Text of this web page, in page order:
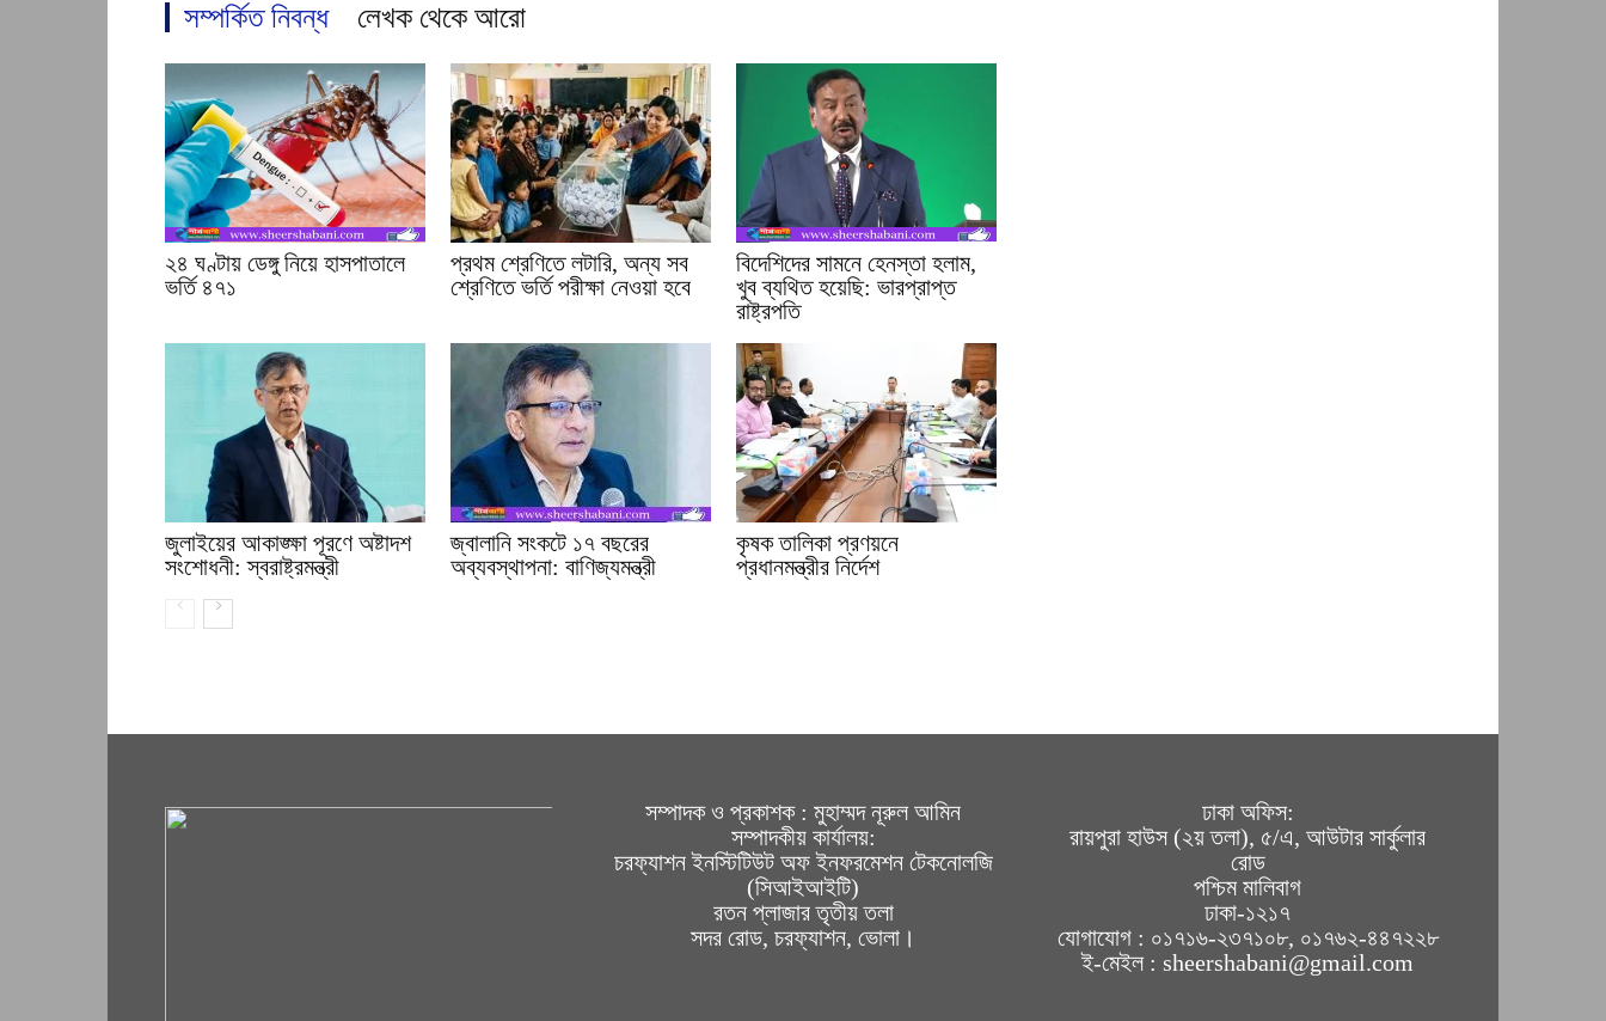
সম্পর্কিত নিবন্ধ লেখক থেকে আরো
২৪ ঘণ্টায় ডেঙ্গু নিয়ে হাসপাতালে
ভর্তি ৪৭১
প্রথম শ্রেণিতে লটারি, অন্য সব
শ্রেণিতে ভর্তি পরীক্ষা নেওয়া হবে
বিদেশিদের সামনে হেনস্তা হলাম,
খুব ব্যথিত হয়েছি: ভারপ্রাপ্ত
রাষ্ট্রপতি
জুলাইয়ের আকাঙ্ক্ষা পূরণে অষ্টাদশ
সংশোধনী: স্বরাষ্ট্রমন্ত্রী
জ্বালানি সংকটে ১৭ বছরের
অব্যবস্থাপনা: বাণিজ্যমন্ত্রী
কৃষক তালিকা প্রণয়নে
প্রধানমন্ত্রীর নির্দেশ
সম্পাদক ও প্রকাশক : মুহাম্মদ নূরুল আমিন
সম্পাদকীয় কার্যালয়:
চরফ্যাশন ইনস্টিটিউট অফ ইনফরমেশন টেকনোলজি
(সিআইআইটি)
রতন প্লাজার তৃতীয় তলা
সদর রোড, চরফ্যাশন, ভোলা।
ঢাকা অফিস:
রায়পুরা হাউস (২য় তলা), ৫/এ, আউটার সার্কুলার
রোড
পশ্চিম মালিবাগ
ঢাকা-১২১৭
যোগাযোগ : ০১৭১৬-২৩৭১০৮, ০১৭৬২-৪৪৭২২৮
ই-মেইল : sheershabani@gmail.com